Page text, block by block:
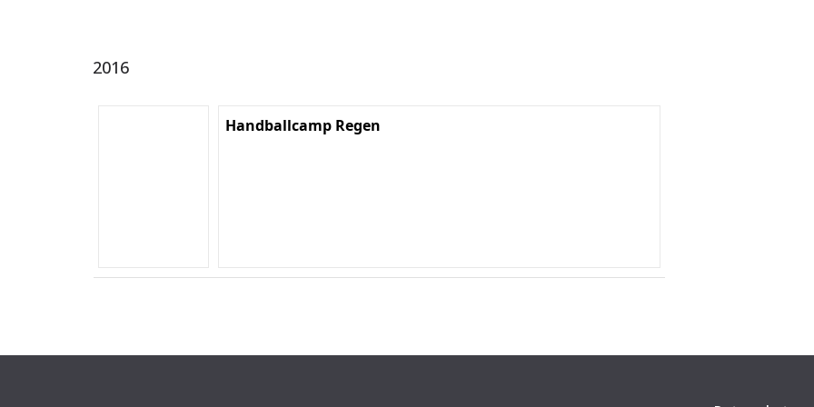
2016
Handballcamp Regen